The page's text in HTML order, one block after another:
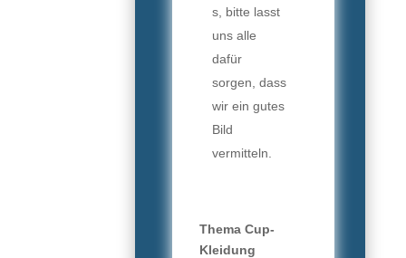
s, bitte lasst
uns alle
dafür
sorgen, dass
wir ein gutes
Bild
vermitteln.
Thema Cup-
Kleidung